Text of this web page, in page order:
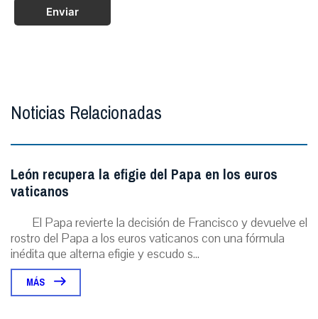
Enviar
Noticias Relacionadas
León recupera la efigie del Papa en los euros
vaticanos
El Papa revierte la decisión de Francisco y devuelve el
rostro del Papa a los euros vaticanos con una fórmula
inédita que alterna efigie y escudo s...
MÁS